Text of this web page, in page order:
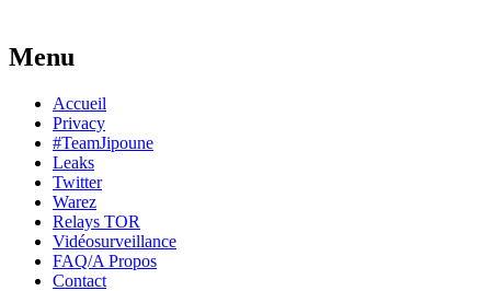
Menu
Skip
content
Accueil
Privacy
#TeamJipoune
Leaks
Twitter
Warez
Relays TOR
Vidéosurveillance
FAQ/A Propos
Contact